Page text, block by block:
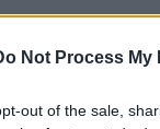
Not Process
out of the sale,
vody,